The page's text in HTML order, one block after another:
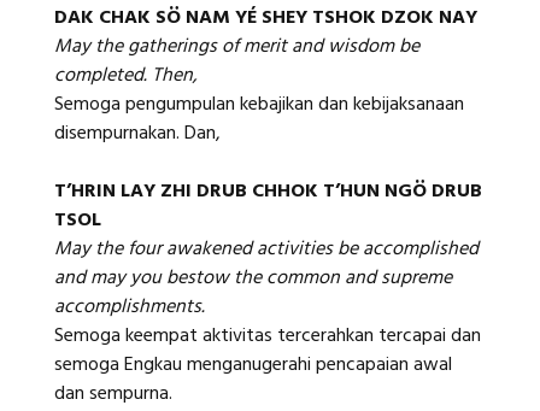
DAK CHAK SÖ NAM YÉ SHEY TSHOK DZOK NAY
May the gatherings of merit and wisdom be
completed. Then,
Semoga pengumpulan kebajikan dan kebijaksanaan
disempurnakan. Dan,
T’HRIN LAY ZHI DRUB CHHOK T’HUN NGÖ DRUB
TSOL
May the four awakened activities be accomplished
and may you bestow the common and supreme
accomplishments.
Semoga keempat aktivitas tercerahkan tercapai dan
semoga Engkau menganugerahi pencapaian awal
dan sempurna.